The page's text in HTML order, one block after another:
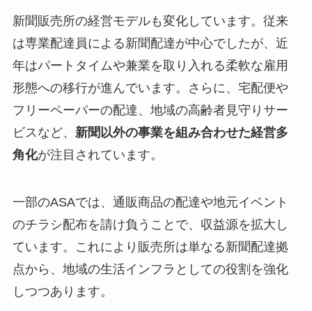
新聞販売所の経営モデルも変化しています。従来
は専業配達員による新聞配達が中心でしたが、近
年はパートタイムや兼業を取り入れる柔軟な雇用
形態への移行が進んでいます。さらに、宅配便や
フリーペーパーの配達、地域の高齢者見守りサー
ビスなど、 新聞以外の事業を組み合わせた経営多
角化が注目されています。
一部のASAでは、通販商品の配達や地元イベント
のチラシ配布を請け負うことで、収益源を拡大し
ています。これにより販売所は単なる新聞配達拠
点から、地域の生活インフラとしての役割を強化
しつつあります。